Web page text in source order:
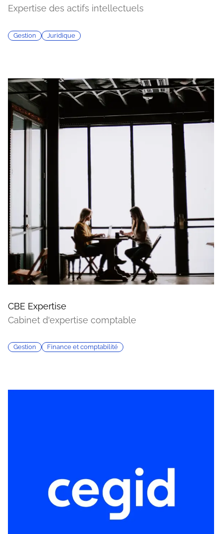
Expertise des actifs intellectuels
Gestion Juridique
CBE Expertise
Cabinet d'expertise comptable
Gestion Finance et comptabilité